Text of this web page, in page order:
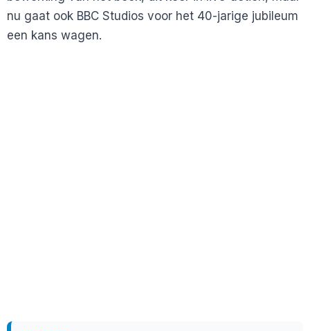
nu gaat ook BBC Studios voor het 40-jarige jubileum
een kans wagen.